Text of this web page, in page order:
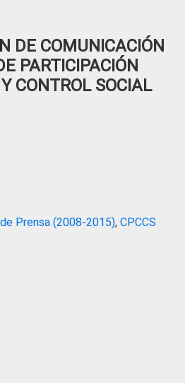
DE COMUNICACIÓN
PARTICIPACIÓN
CONTROL SOCIAL
Prensa (2008-2015), CPCCS